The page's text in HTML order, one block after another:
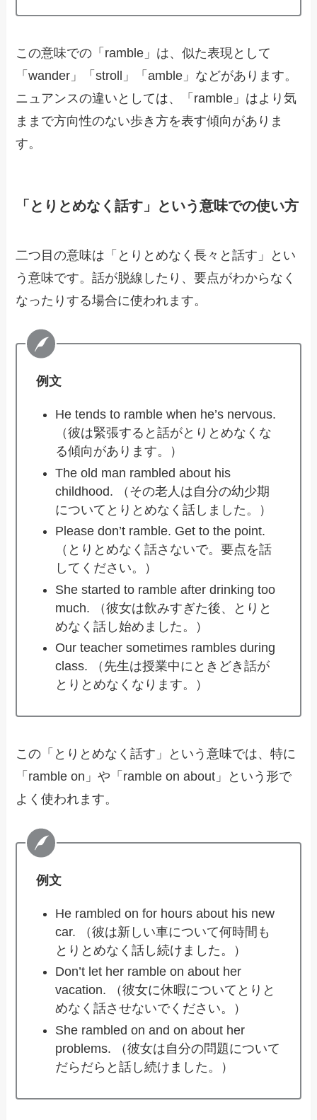
この意味での「ramble」は、似た表現として
「wander」「stroll」「amble」などがあります。
ニュアンスの違いとしては、「ramble」はより気
ままで方向性のない歩き方を表す傾向がありま
す。
「とりとめなく話す」という意味での使い方
二つ目の意味は「とりとめなく長々と話す」とい
う意味です。話が脱線したり、要点がわからなく
なったりする場合に使われます。
例文
He tends to ramble when he’s nervous.
（彼は緊張すると話がとりとめなくな
る傾向があります。）
The old man rambled about his
childhood. （その老人は自分の幼少期
についてとりとめなく話しました。）
Please don’t ramble. Get to the point.
（とりとめなく話さないで。要点を話
してください。）
She started to ramble after drinking too
much. （彼女は飲みすぎた後、とりと
めなく話し始めました。）
Our teacher sometimes rambles during
class. （先生は授業中にときどき話が
とりとめなくなります。）
この「とりとめなく話す」という意味では、特に
「ramble on」や「ramble on about」という形で
よく使われます。
例文
He rambled on for hours about his new
car. （彼は新しい車について何時間も
とりとめなく話し続けました。）
Don’t let her ramble on about her
vacation. （彼女に休暇についてとりと
めなく話させないでください。）
She rambled on and on about her
problems. （彼女は自分の問題について
だらだらと話し続けました。）